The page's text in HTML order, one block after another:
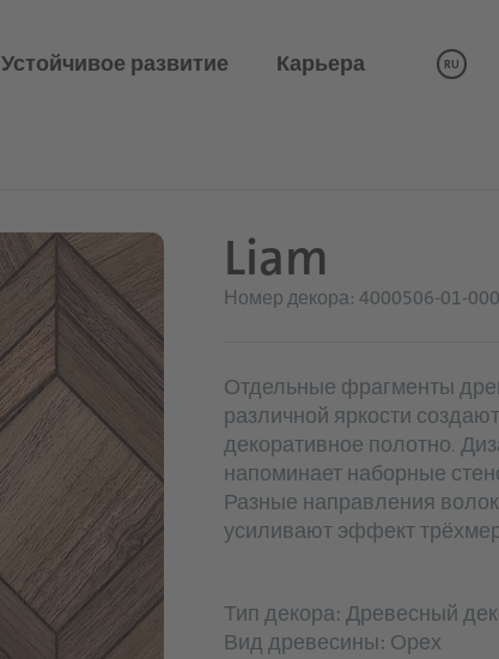
Устойчивое развитие Карьера RU
Liam
Номер декора: 4000506-01-000
Отдельные фрагменты
различной яркости
декоративное полотно.
напоминает наборные
Разные направления
усиливают эффект
Тип декора: Древесный
Вид древесины: Орех